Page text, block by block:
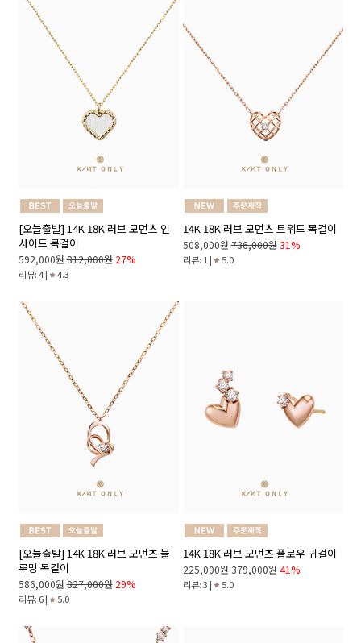
[오늘출발] 14K 18K 러브 모먼츠 인
사이드 목걸이
592,000원 812,000원 27%
리뷰: 4 | 4.3
14K 18K 러브 모먼츠 트위드 목걸이
508,000원 736,000원 31%
리뷰: 1 | 5.0
[오늘출발] 14K 18K 러브 모먼츠 블
루밍 목걸이
586,000원 827,000원 29%
리뷰: 6 | 5.0
14K 18K 러브 모먼츠 플로우 귀걸이
225,000원 379,000원 41%
리뷰: 3 | 5.0